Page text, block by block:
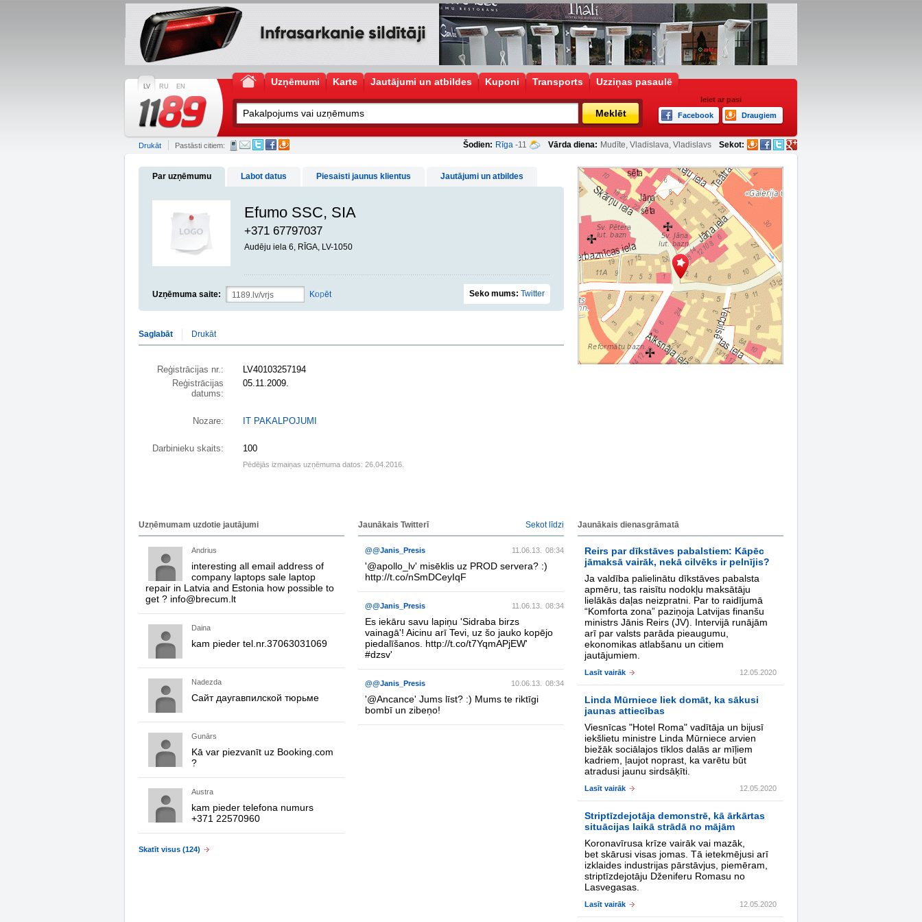
LV RU EN Uzņēmumi Karte Jautājumi un atbildes Kuponi Transports Uzziņas pasaulē
Meklēt
Ieiet ar pasi
Facebook
Draugiem
Šodien: Rīga -11 Vārda diena: Mudīte, Vladislava, Vladislavs Sekot:
Drukāt Pastāsti citiem:
Par uzņēmumu Labot datus Piesaisti jaunus klientus Jautājumi un atbildes
Efumo SSC, SIA
+371 67797037
Audēju iela 6, RĪGA, LV-1050
Uzņēmuma saite: Kopēt Seko mums: Twitter
Saglabāt Drukāt
Reģistrācijas nr.:
LV40103257194
Reģistrācijas
datums:
05.11.2009.
Nozare: IT PAKALPOJUMI
Darbinieku skaits: 100
Pēdējās izmaiņas uzņēmuma datos: 26.04.2016.
Uzņēmumam uzdotie jautājumi
Andrius
interesting all email address of
company laptops sale laptop
repair in Latvia and Estonia how possible to
get ? info@brecum.lt
Daina
kam pieder tel.nr.37063031069
Nadezda
Сайт даугавпилской тюрьме
Gunārs
Kā var piezvanīt uz Booking.com
?
Austra
kam pieder telefona numurs
+371 22570960
Skatīt visus (124)
Sekot līdzi
Jaunākais Twitterī
11.06.13. 08:34
@@Janis_Presis
'@apollo_lv' misēklis uz PROD servera? :)
http://t.co/nSmDCeyIqF
11.06.13. 08:34
@@Janis_Presis
Es iekāru savu lapiņu 'Sidraba birzs
vainagā'! Aicinu arī Tevi, uz šo jauko kopējo
piedalīšanos. http://t.co/t7YqmAPjEW'
#dzsv'
10.06.13. 08:34
@@Janis_Presis
'@Ancance' Jums līst? :) Mums te riktīgi
bombī un zibeņo!
Jaunākais dienasgrāmatā
Reirs par dīkstāves pabalstiem: Kāpēc
jāmaksā vairāk, nekā cilvēks ir pelnījis?
Ja valdība palielinātu dīkstāves pabalsta
apmēru, tas raisītu nodokļu maksātāju
lielākās daļas neizpratni. Par to raidījumā
“Komforta zona” paziņoja Latvijas finanšu
ministrs Jānis Reirs (JV). Intervijā runājām
arī par valsts parāda pieaugumu,
ekonomikas atlabšanu un citiem
jautājumiem.
12.05.2020
Lasīt vairāk
Linda Mūrniece liek domāt, ka sākusi
jaunas attiecības
Viesnīcas "Hotel Roma" vadītāja un bijusī
iekšlietu ministre Linda Mūrniece arvien
biežāk sociālajos tīklos dalās ar mīļiem
kadriem, ļaujot noprast, ka varētu būt
atradusi jaunu sirdsāķīti.
12.05.2020
Lasīt vairāk
Striptīzdejotāja demonstrē, kā ārkārtas
situācijas laikā strādā no mājām
Koronavīrusa krīze vairāk vai mazāk,
bet skārusi visas jomas. Tā ietekmējusi arī
izklaides industrijas pārstāvjus, piemēram,
striptīzdejotāju Dženiferu Romasu no
Lasvegasas.
12.05.2020
Lasīt vairāk